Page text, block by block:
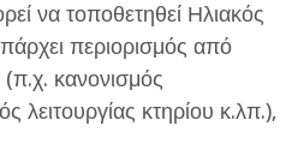
να τοποθετηθεί Ηλιακός
περιορισμός από
(π.χ. κανονισμός
λειτουργίας κτηρίου κ.λπ.),